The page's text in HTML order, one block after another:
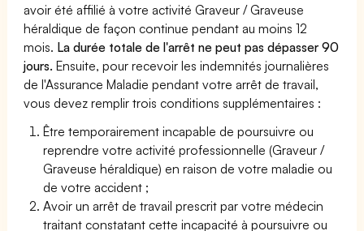
avoir été affilié à votre activité Graveur / Graveuse
héraldique de façon continue pendant au moins 12
mois. La durée totale de l'arrêt ne peut pas dépasser 90
jours. Ensuite, pour recevoir les indemnités journalières
de l'Assurance Maladie pendant votre arrêt de travail,
vous devez remplir trois conditions supplémentaires :
Être temporairement incapable de poursuivre ou
reprendre votre activité professionnelle (Graveur /
Graveuse héraldique) en raison de votre maladie ou
de votre accident ;
Avoir un arrêt de travail prescrit par votre médecin
traitant constatant cette incapacité à poursuivre ou